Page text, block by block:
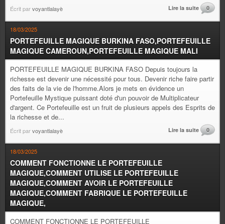
Écrit parvoyantlalayè Lire la suite 0
18/03/2025
PORTEFEUILLE MAGIQUE BURKINA FASO,PORTEFEUILLE
MAGIQUE CAMEROUN,PORTEFEUILLE MAGIQUE MALI
PORTEFEUILLE MAGIQUE BURKINA FASO Depuis toujours la
richesse est devenir une nécessité pour tous. Devenir riche faire partir
des faits de la vie de l'homme.Alors je mets en évidence un
Portefeuille Mystique puissant doté d'un pouvoir de Multiplicateur
d'argent. Ce Portefeuille est un fruit de plusieurs appels des Esprits de
la richesse et de...
Écrit parvoyantlalayè Lire la suite 0
18/03/2025
COMMENT FONCTIONNE LE PORTEFEUILLE
MAGIQUE,COMMENT UTILISE LE PORTEFEUILLE
MAGIQUE,COMMENT AVOIR LE PORTEFEUILLE
MAGIQUE,COMMENT FABRIQUE LE PORTEFEUILLE
MAGIQUE,
COMMENT FONCTIONNE LE PORTEFEUILLE